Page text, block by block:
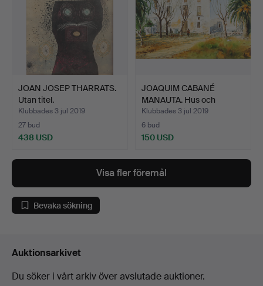
JOAN JOSEP THARRATS.
Utan titel.
Klubbades 3 jul 2019
27 bud
438 USD
JOAQUIM CABANÉ
MANAUTA. Hus och
landskap.
Klubbades 3 jul 2019
6 bud
150 USD
Visa fler föremål
Bevaka sökning
Auktionsarkivet
Du söker i vårt arkiv över avslutade auktioner.